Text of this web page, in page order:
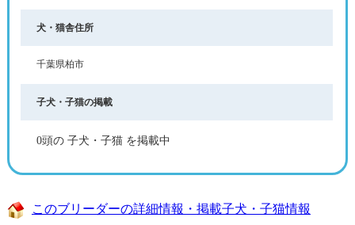
犬・猫舎住所
千葉県柏市
子犬・子猫の掲載
0頭の 子犬・子猫 を掲載中
このブリーダーの詳細情報・掲載子犬・子猫情報